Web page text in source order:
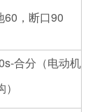
60，断口90
合分（电动机
）